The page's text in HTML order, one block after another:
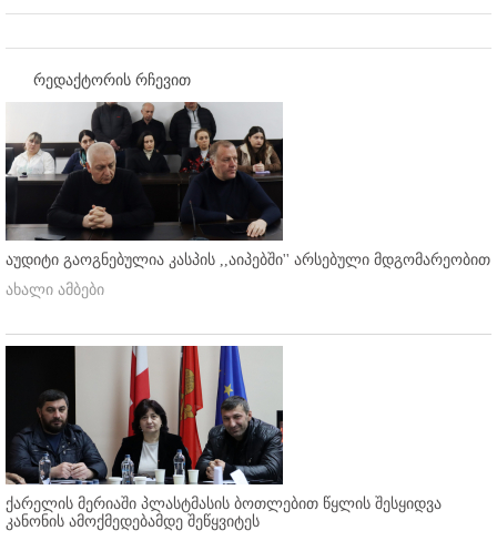
რედაქტორის რჩევით
აუდიტი გაოგნებულია კასპის ,,აიპებში'' არსებული მდგომარეობით
ახალი ამბები
ქარელის მერიაში პლასტმასის ბოთლებით წყლის შესყიდვა
კანონის ამოქმედებამდე შეწყვიტეს